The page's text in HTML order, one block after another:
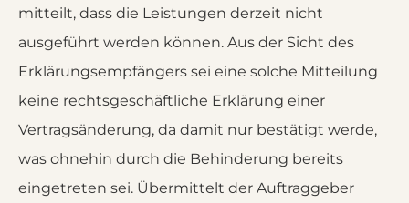
mitteilt, dass die Leistungen derzeit nicht
ausgeführt werden können. Aus der Sicht des
Erklärungsempfängers sei eine solche Mitteilung
keine rechtsgeschäftliche Erklärung einer
Vertragsänderung, da damit nur bestätigt werde,
was ohnehin durch die Behinderung bereits
eingetreten sei. Übermittelt der Auftraggeber